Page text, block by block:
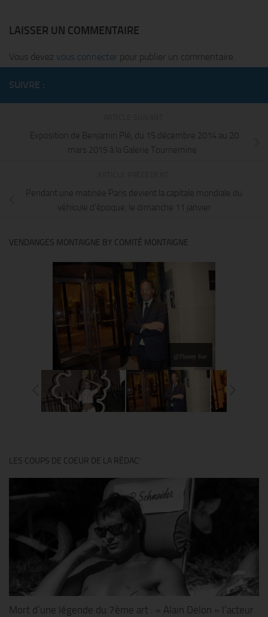
LAISSER UN COMMENTAIRE
Vous devez vous connecter pour publier un commentaire.
SUIVRE :
Exposition de Benjamin Plé, du 15 décembre 2014 au 20
mars 2015 à la Galerie Tournemine
Pendant une matinée Paris devient la capitale mondiale du
véhicule d’époque, le dimanche 11 janvier
VENDANGES MONTAIGNE BY COMITÉ MONTAIGNE
@Thierry Ker
LES COUPS DE COEUR DE LA RÉDAC’
Mort d’une légende du 7ème art : « Alain Delon » l’acteur